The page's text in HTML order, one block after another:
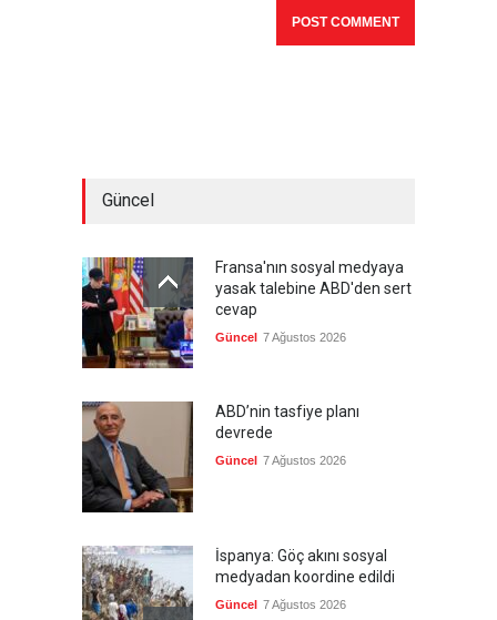
Güncel
Fransa'nın sosyal medyaya
yasak talebine ABD'den sert
cevap
Güncel 7 Ağustos 2026
ABD’nin tasfiye planı
devrede
Güncel 7 Ağustos 2026
İspanya: Göç akını sosyal
medyadan koordine edildi
Güncel 7 Ağustos 2026